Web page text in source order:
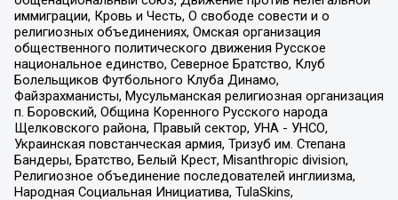
иммиграции, Кровь и Честь, О свободе совести и о
религиозных объединениях, Омская организация
общественного политического движения Русское
национальное единство, Северное Братство, Клуб
Болельщиков Футбольного Клуба Динамо,
Файзрахманисты, Мусульманская религиозная организация
п. Боровский, Община Коренного Русского народа
Щелковского района, Правый сектор, УНА - УНСО,
Украинская повстанческая армия, Тризуб им. Степана
Бандеры, Братство, Белый Крест, Misanthropic division,
Религиозное объединение последователей инглиизма,
Народная Социальная Инициатива, TulaSkins,